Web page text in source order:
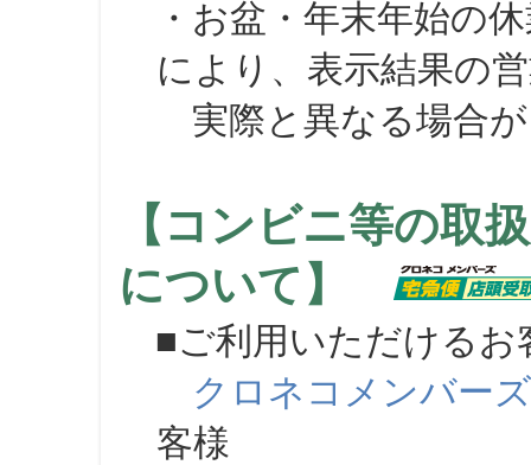
・お盆・年末年始の
により、表示結果の
実際と異なる場合が
【コンビニ等の取
について】
■ご利用いただけるお
クロネコメンバーズ
客様